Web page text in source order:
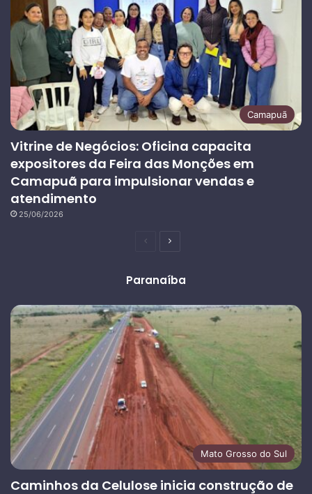
Camapuã
Vitrine de Negócios: Oficina capacita
expositores da Feira das Monções em
Camapuã para impulsionar vendas e
atendimento
25/06/2026
PáginaPróxima
Paranaíba
Mato Grosso do Sul
Caminhos da Celulose inicia construção de